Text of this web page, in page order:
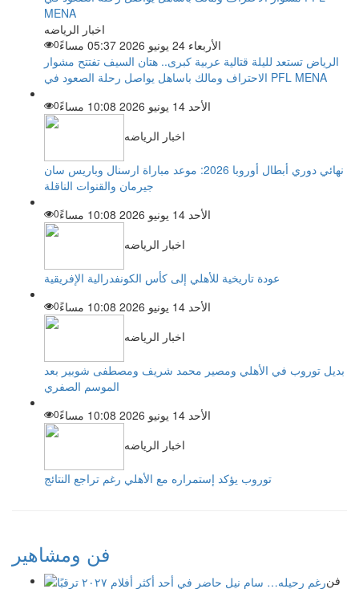
اخبار الرياضه
الأربعاء 24 يونيو 2026 05:37 مساءً
0
الرياض تستعد لليلة قتالية عربية كبرى.. هتان السيف تفتتح مشوار
الاحتراف ومالك باساهل يواصل رحلة الصعود في PFL MENA
الأحد 14 يونيو 2026 10:08 مساءً
0
اخبار الرياضه
نهائي دوري أبطال أوروبا 2026: موعد مباراة ارسنال وباريس سان
جيرمان والقنوات الناقلة
الأحد 14 يونيو 2026 10:08 مساءً
0
اخبار الرياضه
عودة تاريخية للأهلي إلى كأس الكونفدرالية الإفريقية
الأحد 14 يونيو 2026 10:08 مساءً
0
اخبار الرياضه
بديل توروب في الأهلي ومصير محمد شريف ومصطفى شوبير بعد
الموسم الصفري
الأحد 14 يونيو 2026 10:08 مساءً
0
اخبار الرياضه
توروب يؤكد إستمراره مع الأهلي رغم تراجع النتائج
فن ومشاهير
فن